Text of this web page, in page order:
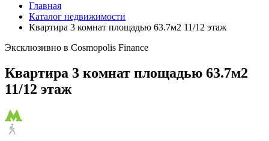
Главная
Каталог недвижимости
Квартира 3 комнат площадью 63.7м2 11/12 этаж
Эксклюзивно в Cosmopolis Finance
Квартира 3 комнат площадью 63.7м2
11/12 этаж